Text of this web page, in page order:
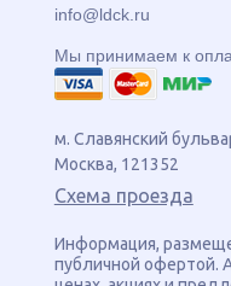
info@ldck.ru
Мы принимаем к
м. Славянский
Москва, 121352
Схема проезда
Информация,
публичной офертой.